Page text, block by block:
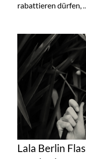
rabattieren dürfen,
Lala Berlin